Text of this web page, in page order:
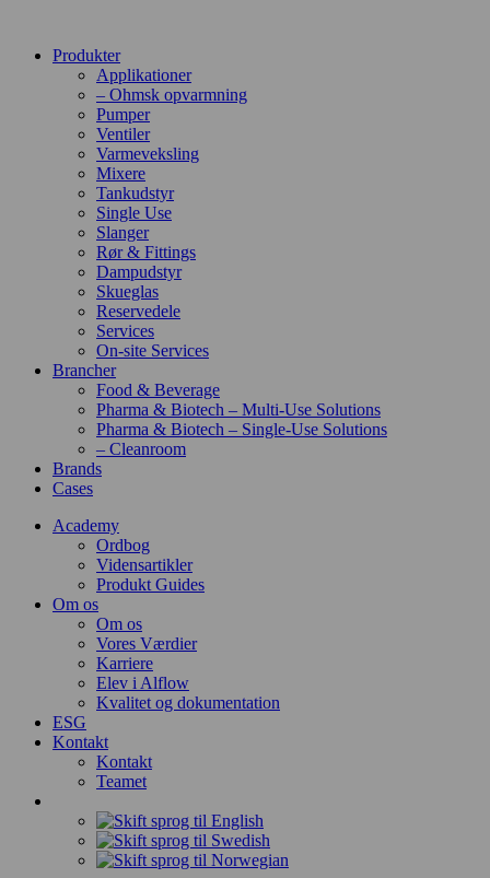
Produkter
Applikationer
– Ohmsk opvarmning
Pumper
Ventiler
Varmeveksling
Mixere
Tankudstyr
Single Use
Slanger
Rør & Fittings
Dampudstyr
Skueglas
Reservedele
Services
On-site Services
Brancher
Food & Beverage
Pharma & Biotech – Multi-Use Solutions
Pharma & Biotech – Single-Use Solutions
– Cleanroom
Brands
Cases
Academy
Ordbog
Vidensartikler
Produkt Guides
Om os
Om os
Vores Værdier
Karriere
Elev i Alflow
Kvalitet og dokumentation
ESG
Kontakt
Kontakt
Teamet